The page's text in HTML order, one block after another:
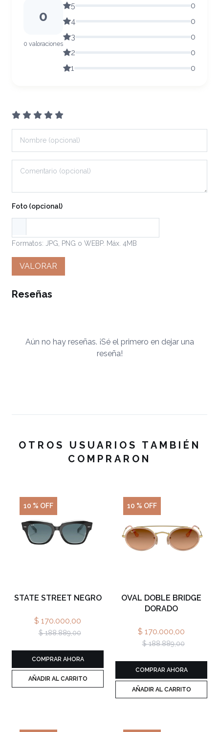
Foto (opcional)
Formatos: JPG, PNG o WEBP. Máx. 4MB
VALORAR
0
0 valoraciones
5
0
4
0
3
0
2
0
1
0
Reseñas
Aún no hay reseñas. ¡Sé el primero en dejar una
reseña!
OTROS USUARIOS TAMBIÉN
COMPRARON
10 % OFF
STATE STREET NEGRO
$ 170.000,00
$ 188.889,00
COMPRAR AHORA
AÑADIR AL CARRITO
10 % OFF
OVAL DOBLE BRIDGE
DORADO
$ 170.000,00
$ 188.889,00
COMPRAR AHORA
AÑADIR AL CARRITO